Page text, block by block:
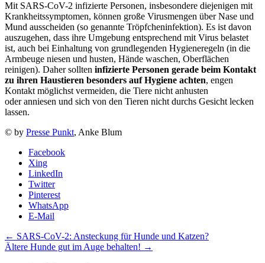
Mit SARS-CoV-2 infizierte Personen, insbesondere diejenigen mit
Krankheitssymptomen, können große Virusmengen über Nase und
Mund ausscheiden (so genannte Tröpfcheninfektion). Es ist davon
auszugehen, dass ihre Umgebung entsprechend mit Virus belastet
ist, auch bei Einhaltung von grundlegenden Hygieneregeln (in die
Armbeuge niesen und husten, Hände waschen, Oberflächen
reinigen). Daher sollten infizierte Personen gerade beim Kontakt
zu ihren Haustieren besonders auf Hygiene achten, engen
Kontakt möglichst vermeiden, die Tiere nicht anhusten
oder anniesen und sich von den Tieren nicht durchs Gesicht lecken
lassen.
© by Presse Punkt, Anke Blum
Facebook
Xing
LinkedIn
Twitter
Pinterest
WhatsApp
E-Mail
← SARS-CoV-2: Ansteckung für Hunde und Katzen?
Ältere Hunde gut im Auge behalten! →